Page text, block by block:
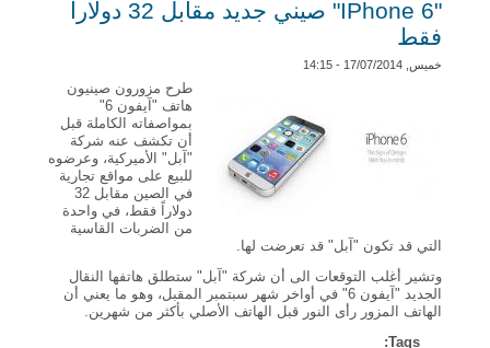
"IPhone 6" صيني جديد مقابل 32 دولاراً
فقط
خميس, 17/07/2014 - 14:15
طرح مزورون صينيون
هاتف "آيفون 6"
بمواصفاته الكاملة قبل
أن تكشف عنه شركة
"آبل" الأميركية، وعرضوه
للبيع على مواقع تجارية
في الصين مقابل 32
دولاراً فقط، في واحدة
من الضربات القاسية
التي قد تكون "آبل" قد تعرضت لها.
وتشير أغلب التوقعات الى أن شركة "آبل" ستطلق هاتفها النقال
الجديد "آيفون 6" في أواخر شهر سبتمبر المقبل، وهو ما يعني أن
الهاتف المزور رأى النور قبل الهاتف الأصلي بأكثر من شهرين.
Tags: